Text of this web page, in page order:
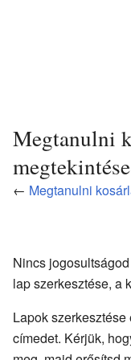
Megtanulni
megtekintése
← Megtanulni
Nincs
lap szerkesztése, a
Lapok
címedet. Kérjük,